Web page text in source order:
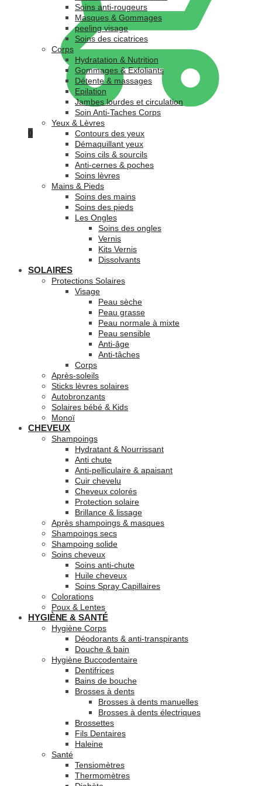
0
Soins anti-rougeurs
Masques & Gommages
peeling visage
Soins des cicatrices
Corps
Hydratation & Nutrition
Gommages & Exfoliants
Détente & massages
Epilation
Jambes lourdes et circulation
Soin Anti-Taches Corps
Yeux & Lèvres
Contours des yeux
Démaquillant yeux
Soins cils & sourcils
Anti-cernes & poches
Soins lèvres
Mains & Pieds
Soins des mains
Soins des pieds
Les Ongles
Soins des ongles
Vernis
Kits Vernis
Dissolvants
SOLAIRES
Protections Solaires
Visage
Peau sèche
Peau grasse
Peau normale à mixte
Peau sensible
Anti-âge
Anti-tâches
Corps
Après-soleils
Sticks lèvres solaires
Autobronzants
Solaires bébé & Kids
Monoï
CHEVEUX
Shampoings
Hydratant & Nourrissant
Anti chute
Anti-pelliculaire & apaisant
Cuir chevelu
Cheveux colorés
Protection solaire
Brillance & lissage
Après shampoings & masques
Shampoings secs
Shampoing solide
Soins cheveux
Soins anti-chute
Huile cheveux
Soins Spray Capillaires
Colorations
Poux & Lentes
HYGIÈNE & SANTÉ
Hygiène Corps
Déodorants & anti-transpirants
Douche & bain
Hygiène Buccodentaire
Dentifrices
Bains de bouche
Brosses à dents
Brosses à dents manuelles
Brosses à dents électriques
Brossettes
Fils Dentaires
Haleine
Santé
Tensiomètres
Thermomètres